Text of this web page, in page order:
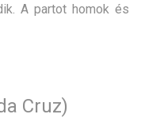
A partot homok és
Cruz)